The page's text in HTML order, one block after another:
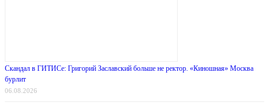
Скандал в ГИТИСе: Григорий Заславский больше не ректор. «Киношная» Москва
бурлит
06.08.2026